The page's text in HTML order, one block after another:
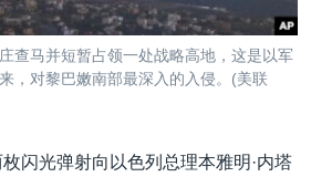
查马并短暂占领一处战略高地，这是以军
，对黎巴嫩南部最深入的入侵。(美联
闪光弹射向以色列总理本雅明·内塔